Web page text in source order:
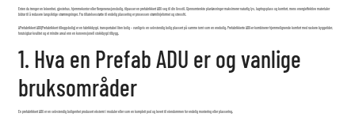
Enten du trenger en leieenhet, gjestehus, hjemmekontor eller flergenerasjonsbolig, tilpasser en prefabrikkert ADU seg til din livsstil. Gjennomtenkte planløsninger maksimerer naturlig lys, lagringsplass og komfort, mens energieffektive materialer
bidrar til å redusere langsiktige strømregninger. Fra tillatelsesstøtte til endelig plassering er prosessen strømlinjeformet og stressfri.
APrefabrikkert ADU(Prefabrikkert tilleggsbolig) er en fabrikkbygd, transportabel liten bolig – vanligvis en selvstendig bolig plassert på samme tomt som en enebolig. Prefabrikkerte ADU-er kombinerer hjemmelignende komfort med raskere byggetider,
forutsigbar kvalitet og et mindre areal enn en konvensjonell stokkbygd tilbygg.
1. Hva en Prefab ADU er og vanlige
bruksområder
En prefabrikkert ADU er en selvstendig boligenhet produsert eksternt i moduler eller som en komplett pod og levert til eiendommen for endelig montering eller plassering.